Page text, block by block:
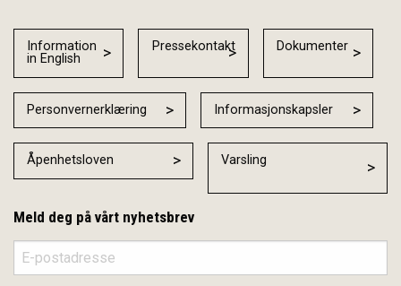
Information
in English
Pressekontakt Dokumenter
Personvernerklæring Informasjonskapsler
Åpenhetsloven Varsling
Meld deg på vårt nyhetsbrev